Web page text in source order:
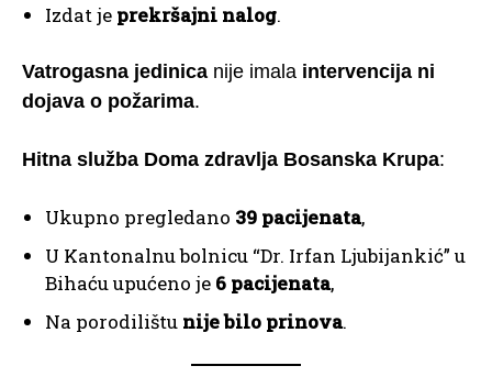
Izdat je prekršajni nalog.
Vatrogasna jedinica nije imala intervencija ni
dojava o požarima.
Hitna služba Doma zdravlja Bosanska Krupa:
Ukupno pregledano 39 pacijenata,
U Kantonalnu bolnicu “Dr. Irfan Ljubijankić” u
Bihaću upućeno je 6 pacijenata,
Na porodilištu nije bilo prinova.